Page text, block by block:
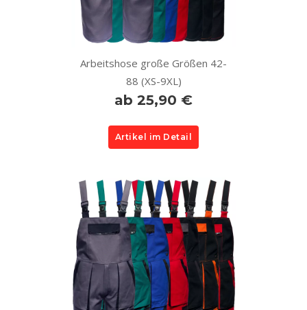
Arbeitshose große Größen 42-
88 (XS-9XL)
ab 25,90 €
Artikel im Detail